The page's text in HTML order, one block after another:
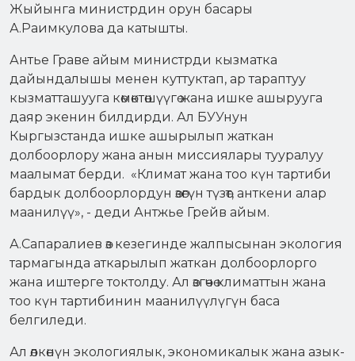
Жыйынга министрдин орун басары
А.Раимкулова да катышты.
Антье Граве айым министрди кызматка
дайындалышы менен куттуктап, ар тараптуу
кызматташууга көмөктөшүүгө жана ишке ашырууга
даяр экенин билдирди. Ал БУУнун
Кыргызстанда ишке ашырылып жаткан
долбоорлору жана анын миссиялары тууралуу
маалымат берди. «Климат жана тоо күн тартиби
бардык долбоорлордун өзөгүн түзөт, анткени алар
маанилүү», - деди Антжье Грейв айым.
А.Сапаралиев өз кезегинде жалпысынан экология
тармагында аткарылып жаткан долбоорлорго
жана иштерге токтолду. Ал өзгөчө климаттын жана
тоо күн тартибинин маанилүүлүгүн баса
белгиледи.
Ал өлкөнүн экологиялык, экономикалык жана азык-